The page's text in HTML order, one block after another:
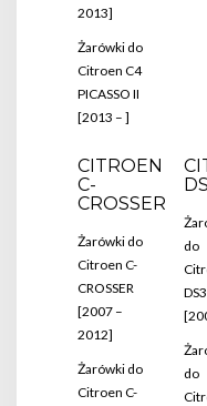
2013]
Żarówki do
Citroen C4
PICASSO II
[2013 – ]
CITROEN
C-
CROSSER
Żarówki do
Citroen C-
CROSSER
[2007 –
2012]
Żarówki do
Citroen C-
DS
do
DS3
do